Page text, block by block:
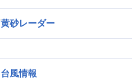
黄砂レーダー
台風情報